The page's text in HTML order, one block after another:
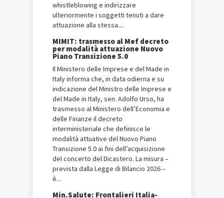
whistleblowing e indirizzare
ulteriormente i soggetti tenuti a dare
attuazione alla stessa....
MIMIT: trasmesso al Mef decreto
per modalità attuazione Nuovo
Piano Transizione 5.0
Il Ministero delle Imprese e del Made in
Italy informa che, in data odierna e su
indicazione del Ministro delle Imprese e
del Made in Italy, sen. Adolfo Urso, ha
trasmesso al Ministero dell’Economia e
delle Finanze il decreto
interministeriale che definisce le
modalità attuative del Nuovo Piano
Transizione 5.0 ai fini dell’acquisizione
del concerto del Dicastero. La misura –
prevista dalla Legge di Bilancio 2026 –
è...
Min.Salute: Frontalieri Italia-